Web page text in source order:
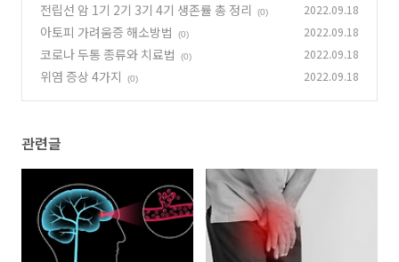
전립선 암 1기 2기 3기 4기 생존률 총 정리 (0) 2022.09.18
아토피 가려움증 해소방법 (0) 2022.09.18
코로나 두통 종류와 치료법 (0) 2022.09.18
위염 증상 4가지 (0) 2022.09.18
관련글